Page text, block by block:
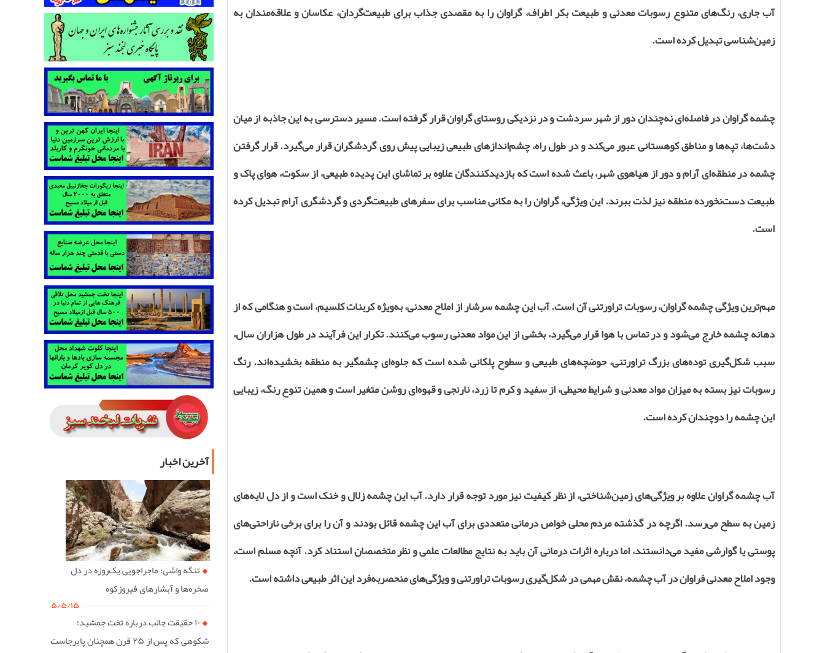
آب جاری، رنگ‌های متنوع رسوبات معدنی و طبیعت بکر اطراف، گراوان را به مقصدی جذاب برای طبیعت‌گردان، عکاسان و علاقه‌مندان به
زمین‌شناسی تبدیل کرده است.
چشمه گراوان در فاصله‌ای نه‌چندان دور از شهر سردشت و در نزدیکی روستای گراوان قرار گرفته است. مسیر دسترسی به این جاذبه از میان
دشت‌ها، تپه‌ها و مناطق کوهستانی عبور می‌کند و در طول راه، چشم‌اندازهای طبیعی زیبایی پیش روی گردشگران قرار می‌گیرد. قرار گرفتن
چشمه در منطقه‌ای آرام و دور از هیاهوی شهر، باعث شده است که بازدیدکنندگان علاوه بر تماشای این پدیده طبیعی، از سکوت، هوای پاک و
طبیعت دست‌نخورده منطقه نیز لذت ببرند. این ویژگی، گراوان را به مکانی مناسب برای سفرهای طبیعت‌گردی و گردشگری آرام تبدیل کرده
است.
مهم‌ترین ویژگی چشمه گراوان، رسوبات تراورتنی آن است. آب این چشمه سرشار از املاح معدنی، به‌ویژه کربنات کلسیم، است و هنگامی که از
دهانه چشمه خارج می‌شود و در تماس با هوا قرار می‌گیرد، بخشی از این مواد معدنی رسوب می‌کنند. تکرار این فرآیند در طول هزاران سال،
سبب شکل‌گیری توده‌های بزرگ تراورتنی، حوضچه‌های طبیعی و سطوح پلکانی شده است که جلوه‌ای چشمگیر به منطقه بخشیده‌اند. رنگ
رسوبات نیز بسته به میزان مواد معدنی و شرایط محیطی، از سفید و کرم تا زرد، نارنجی و قهوه‌ای روشن متغیر است و همین تنوع رنگ، زیبایی
این چشمه را دوچندان کرده است.
آب چشمه گراوان علاوه بر ویژگی‌های زمین‌شناختی، از نظر کیفیت نیز مورد توجه قرار دارد. آب این چشمه زلال و خنک است و از دل لایه‌های
زمین به سطح می‌رسد. اگرچه در گذشته مردم محلی خواص درمانی متعددی برای آب این چشمه قائل بودند و آن را برای برخی ناراحتی‌های
پوستی یا گوارشی مفید می‌دانستند، اما درباره اثرات درمانی آن باید به نتایج مطالعات علمی و نظر متخصصان استناد کرد. آنچه مسلم است،
وجود املاح معدنی فراوان در آب چشمه، نقش مهمی در شکل‌گیری رسوبات تراورتنی و ویژگی‌های منحصربه‌فرد این اثر طبیعی داشته است.
آخرین اخبار
تنگه واشی؛ ماجراجویی یک‌روزه در دل
صخره‌ها و آبشارهای فیروزکوه
۵/۵/۱۵
۱۰ حقیقت جالب درباره تخت جمشید؛
شکوهی که پس از ۲۵ قرن همچنان پابرجاست